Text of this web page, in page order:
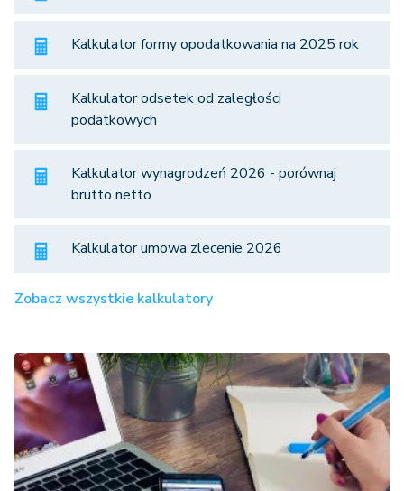
Kalkulator formy opodatkowania na 2025 rok
Kalkulator odsetek od zaległości
podatkowych
Kalkulator wynagrodzeń 2026 - porównaj
brutto netto
Kalkulator umowa zlecenie 2026
Zobacz wszystkie kalkulatory